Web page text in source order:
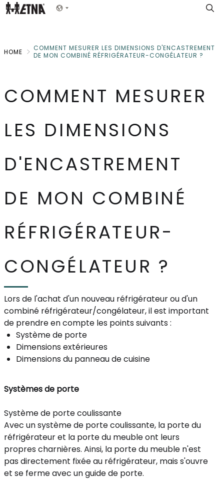
Skip
Show menu
HOME
COMMENT MESURER LES DIMENSIONS D'ENCASTREMENT
DE MON COMBINÉ RÉFRIGÉRATEUR-CONGÉLATEUR ?
COMMENT MESURER
LES DIMENSIONS
D'ENCASTREMENT
DE MON COMBINÉ
RÉFRIGÉRATEUR-
CONGÉLATEUR ?
Lors de l'achat d'un nouveau réfrigérateur ou d'un
combiné réfrigérateur/congélateur, il est important
de prendre en compte les points suivants :
Système de porte
Dimensions extérieures
Dimensions du panneau de cuisine
Systèmes de porte
Système de porte coulissante
Avec un système de porte coulissante, la porte du
réfrigérateur et la porte du meuble ont leurs
propres charnières. Ainsi, la porte du meuble n'est
pas directement fixée au réfrigérateur, mais s'ouvre
et se ferme avec un guide de porte.